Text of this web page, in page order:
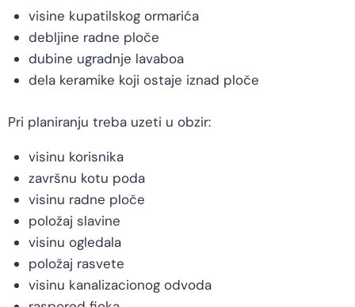
visine kupatilskog ormarića
debljine radne ploče
dubine ugradnje lavaboa
dela keramike koji ostaje iznad ploče
Pri planiranju treba uzeti u obzir:
visinu korisnika
završnu kotu poda
visinu radne ploče
položaj slavine
visinu ogledala
položaj rasvete
visinu kanalizacionog odvoda